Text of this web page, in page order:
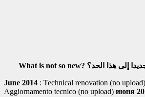
What is not so new?
June 2014 : Technical renovation (no upload)
Aggiornamento tecnico (no upload) июня